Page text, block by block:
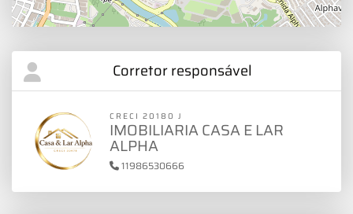
Corretor responsável
CRECI 20180 J
IMOBILIARIA CASA E LAR
ALPHA
11986530666